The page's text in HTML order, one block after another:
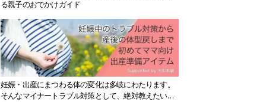
る親子のおでかけガイド
妊娠・出産にまつわる体の変化は多岐にわたります。
そんなマイナートラブル対策として、絶対教えたい！